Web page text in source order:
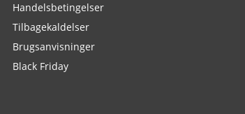
Handelsbetingelser
Tilbagekaldelser
Brugsanvisninger
Black Friday